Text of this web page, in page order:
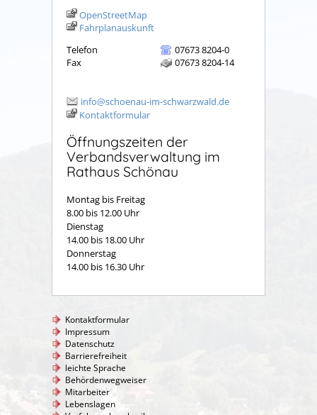
OpenStreetMap
Fahrplanauskunft
Telefon
07673 8204-0
Fax
07673 8204-14
info@schoenau-im-schwarzwald.de
Kontaktformular
Öffnungszeiten der
Verbandsverwaltung im
Rathaus Schönau
Montag bis Freitag
8.00 bis 12.00 Uhr
Dienstag
14.00 bis 18.00 Uhr
Donnerstag
14.00 bis 16.30 Uhr
Kontaktformular
Impressum
Datenschutz
Barrierefreiheit
leichte Sprache
Behördenwegweiser
Mitarbeiter
Lebenslagen